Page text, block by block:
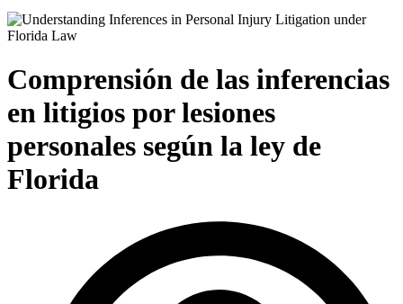
Comprensión de las inferencias
en litigios por lesiones
personales según la ley de
Florida